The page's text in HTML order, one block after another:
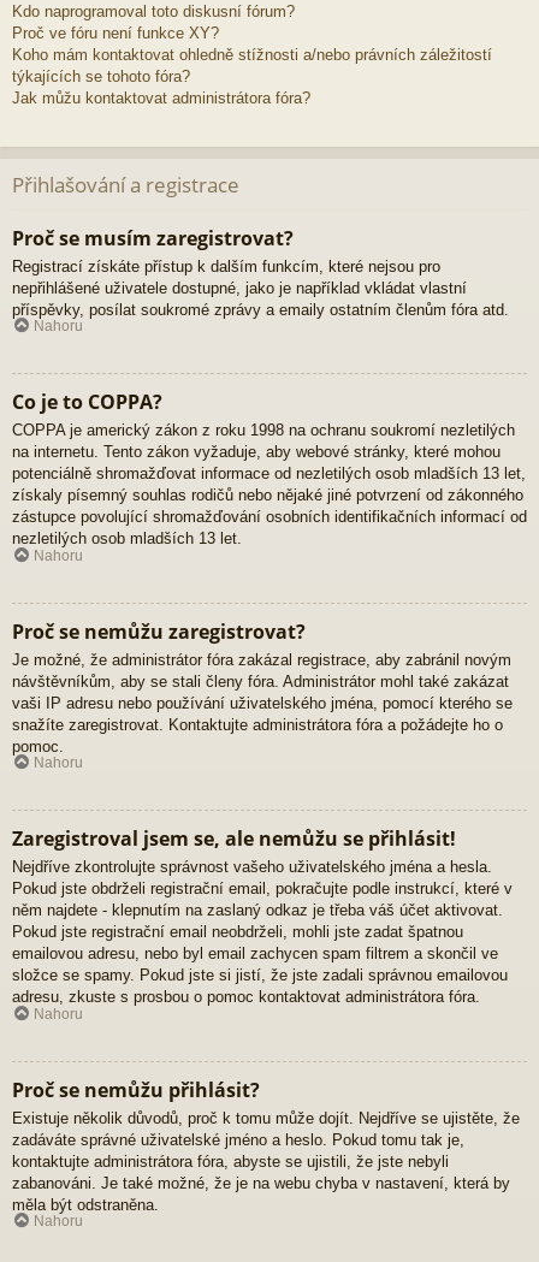
Kdo naprogramoval toto diskusní fórum?
Proč ve fóru není funkce XY?
Koho mám kontaktovat ohledně stížnosti a/nebo právních záležitostí
týkajících se tohoto fóra?
Jak můžu kontaktovat administrátora fóra?
Přihlašování a registrace
Proč se musím zaregistrovat?
Registrací získáte přístup k dalším funkcím, které nejsou pro
nepřihlášené uživatele dostupné, jako je například vkládat vlastní
příspěvky, posílat soukromé zprávy a emaily ostatním členům fóra atd.
Nahoru
Co je to COPPA?
COPPA je americký zákon z roku 1998 na ochranu soukromí nezletilých
na internetu. Tento zákon vyžaduje, aby webové stránky, které mohou
potenciálně shromažďovat informace od nezletilých osob mladších 13 let,
získaly písemný souhlas rodičů nebo nějaké jiné potvrzení od zákonného
zástupce povolující shromažďování osobních identifikačních informací od
nezletilých osob mladších 13 let.
Nahoru
Proč se nemůžu zaregistrovat?
Je možné, že administrátor fóra zakázal registrace, aby zabránil novým
návštěvníkům, aby se stali členy fóra. Administrátor mohl také zakázat
vaši IP adresu nebo používání uživatelského jména, pomocí kterého se
snažíte zaregistrovat. Kontaktujte administrátora fóra a požádejte ho o
pomoc.
Nahoru
Zaregistroval jsem se, ale nemůžu se přihlásit!
Nejdříve zkontrolujte správnost vašeho uživatelského jména a hesla.
Pokud jste obdrželi registrační email, pokračujte podle instrukcí, které v
něm najdete - klepnutím na zaslaný odkaz je třeba váš účet aktivovat.
Pokud jste registrační email neobdrželi, mohli jste zadat špatnou
emailovou adresu, nebo byl email zachycen spam filtrem a skončil ve
složce se spamy. Pokud jste si jistí, že jste zadali správnou emailovou
adresu, zkuste s prosbou o pomoc kontaktovat administrátora fóra.
Nahoru
Proč se nemůžu přihlásit?
Existuje několik důvodů, proč k tomu může dojít. Nejdříve se ujistěte, že
zadáváte správné uživatelské jméno a heslo. Pokud tomu tak je,
kontaktujte administrátora fóra, abyste se ujistili, že jste nebyli
zabanováni. Je také možné, že je na webu chyba v nastavení, která by
měla být odstraněna.
Nahoru